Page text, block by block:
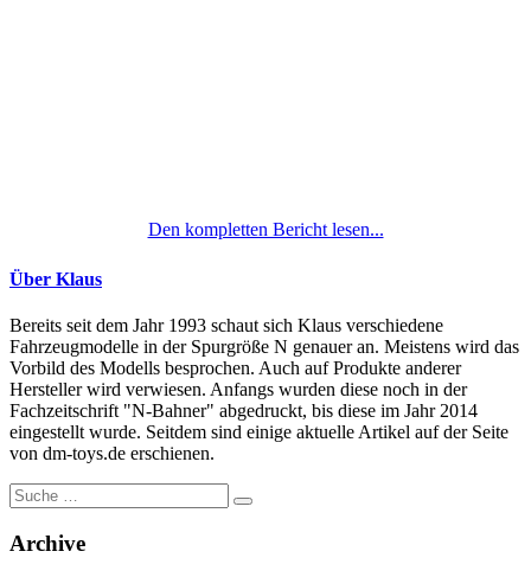
Den kompletten Bericht lesen...
Über Klaus
Bereits seit dem Jahr 1993 schaut sich Klaus verschiedene
Fahrzeugmodelle in der Spurgröße N genauer an. Meistens wird das
Vorbild des Modells besprochen. Auch auf Produkte anderer
Hersteller wird verwiesen. Anfangs wurden diese noch in der
Fachzeitschrift "N-Bahner" abgedruckt, bis diese im Jahr 2014
eingestellt wurde. Seitdem sind einige aktuelle Artikel auf der Seite
von dm-toys.de erschienen.
Suche
nach:
Archive